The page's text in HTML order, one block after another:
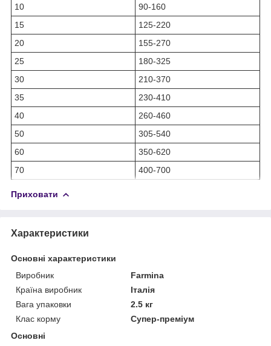
10
90-160
15
125-220
20
155-270
25
180-325
30
210-370
35
230-410
40
260-460
50
305-540
60
350-620
70
400-700
Приховати
Характеристики
Основні характеристики
Виробник
Farmina
Країна виробник
Італія
Вага упаковки
2.5 кг
Клас корму
Супер-преміум
Основні